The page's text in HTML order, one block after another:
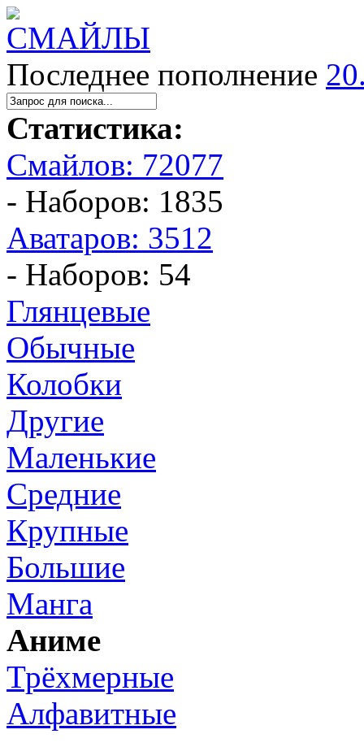
Последнее пополнение
Статистика:
Смайлов: 72077
- Наборов: 1835
Аватаров: 3512
- Наборов: 54
Глянцевые
Обычные
Колобки
Другие
Маленькие
Средние
Крупные
Большие
Манга
Аниме
Трёхмерные
Алфавитные